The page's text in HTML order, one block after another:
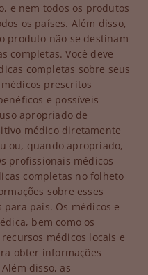
e nem todos os produtos
os países. Além disso,
produto não se destinam
completas. Você deve
completas sobre seus
prescritos
e possíveis
apropriado de
médico diretamente
ou, quando apropriado,
profissionais médicos
completas no folheto
sobre esses
país. Os médicos e
bem como os
médicos locais e
obter informações
disso, as